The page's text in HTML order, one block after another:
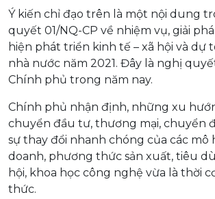
Ý kiến chỉ đạo trên là một nội dung
quyết 01/NQ-CP về nhiệm vụ, giải
hiện phát triển kinh tế – xã hội và dự
nhà nước năm 2021. Đây là nghị
Chính phủ trong năm nay.
Chính phủ nhận định, những xu
chuyển đầu tư, thương mại, chuyển
sự thay đổi nhanh chóng của các mô
doanh, phương thức sản xuất, tiêu
hội, khoa học công nghệ vừa là thời
thức.